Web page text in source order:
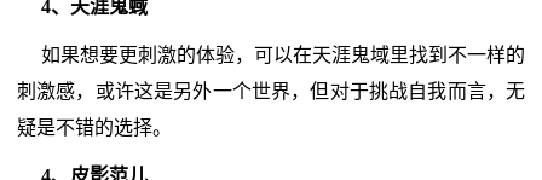
4、天涯鬼蜮
如果想要更刺激的体验，可以在天涯鬼域里找到不一样的
刺激感，或许这是另外一个世界，但对于挑战自我而言，无
疑是不错的选择。
4、皮影范儿